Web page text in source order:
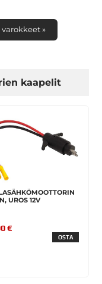
»
kaapelit
UROS 12V
€
OSTA